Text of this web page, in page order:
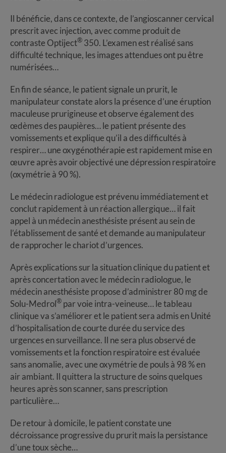
Il bénéficie, dans ce contexte, de l’angioscanner cervical
prescrit avec injection, avec comme produit de
contraste Optiject® 350. L’examen est réalisé sans
difficulté technique, les images attendues ont pu être
numérisées…
En fin de séance, le patient signale un prurit, le
manipulateur constate alors la présence d’une éruption
maculeuse prurigineuse et observe également des
œdèmes des paupières… le patient présente des
vomissements et explique qu’il a des difficultés à
respirer… une oxygénothérapie est rapidement mise en
œuvre après avoir objectivé une dépression respiratoire
(oxymétrie à 90 %).
Le médecin radiologue est prévenu immédiatement et
conclut rapidement à un réaction allergique… il fait
appel à un médecin anesthésiste présent au sein de
l’établissement de santé et demande au manipulateur
de rapprocher le chariot d’urgences.
Après explications sur la situation clinique du patient et
après concertation avec le médecin radiologue, le
médecin anesthésiste propose d’administrer 80 mg de
Solu-Medrol® par voie intra-veineuse… le tableau
clinique va s’améliorer et le patient sera admis en Unité
d’hospitalisation de courte durée du service des
urgences en surveillance. Il ne sera plus observé de
vomissements et la fonction respiratoire est évaluée
sans anomalie, avec une oxymétrie de pouls à 98 % en
air ambiant. Il quittera la structure de soins quelques
heures après son scanner, sans prescription
particulière…
De retour à domicile, le patient constate une
décroissance progressive du prurit mais la persistance
d’une toux sèche…